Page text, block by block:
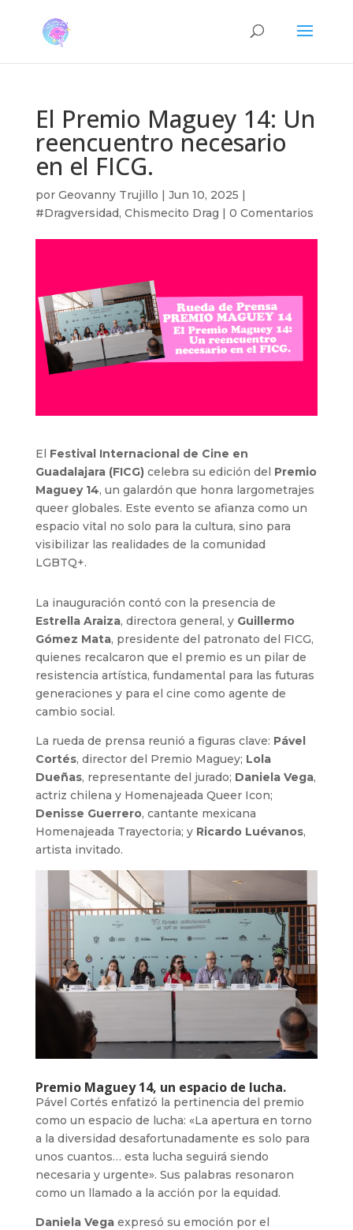
El Premio Maguey 14: Un
reencuentro necesario
en el FICG.
por Geovanny Trujillo | Jun 10, 2025 |
#Dragversidad, Chismecito Drag | 0 Comentarios
El Festival Internacional de Cine en
Guadalajara (FICG)celebra su edición del Premio
Maguey 14, un galardón que honra largometrajes
queer globales. Este evento se afianza como un
espacio vital no solo para la cultura, sino para
visibilizar las realidades de la comunidad
LGBTQ+.
La inauguración contó con la presencia de
Estrella Araiza, directora general, y Guillermo
Gómez Mata, presidente del patronato del FICG,
quienes recalcaron que el premio es un pilar de
resistencia artística, fundamental para las futuras
generaciones y para el cine como agente de
cambio social.
La rueda de prensa reunió a figuras clave: Pável
Cortés, director del Premio Maguey; Lola
Dueñas, representante del jurado; Daniela Vega,
actriz chilena y Homenajeada Queer Icon;
Denisse Guerrero, cantante mexicana
Homenajeada Trayectoria; y Ricardo Luévanos,
artista invitado.
Premio Maguey 14, un espacio de lucha.
Pável Cortés enfatizó la pertinencia del premio
como un espacio de lucha: «La apertura en torno
a la diversidad desafortunadamente es solo para
unos cuantos… esta lucha seguirá siendo
necesaria y urgente». Sus palabras resonaron
como un llamado a la acción por la equidad.
Daniela Vegaexpresó su emoción por el